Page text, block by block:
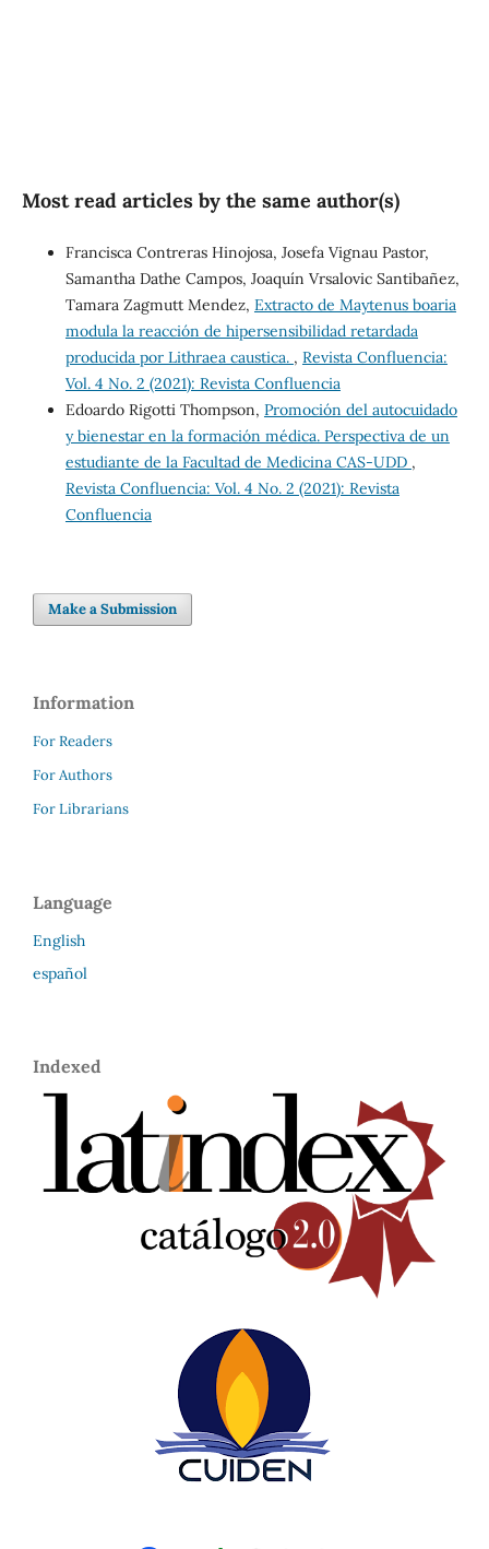
Most read articles by the same author(s)
Francisca Contreras Hinojosa, Josefa Vignau Pastor,
Samantha Dathe Campos, Joaquín Vrsalovic Santibañez,
Tamara Zagmutt Mendez, Extracto de Maytenus boaria
modula la reacción de hipersensibilidad retardada
producida por Lithraea caustica. , Revista Confluencia:
Vol. 4 No. 2 (2021): Revista Confluencia
Edoardo Rigotti Thompson, Promoción del autocuidado
y bienestar en la formación médica. Perspectiva de un
estudiante de la Facultad de Medicina CAS-UDD ,
Revista Confluencia: Vol. 4 No. 2 (2021): Revista
Confluencia
Make a Submission
Information
For Readers
For Authors
For Librarians
Language
English
español
Indexed